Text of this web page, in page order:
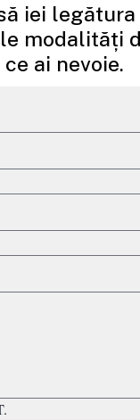
așa” – cu
iei
modalități
ai nevoie.